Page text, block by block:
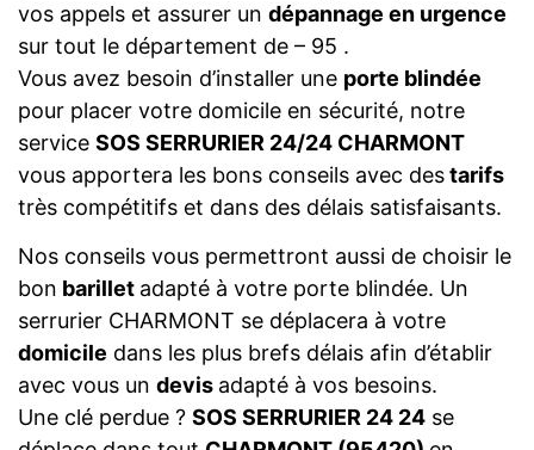
vos appels et assurer un dépannage en urgence
sur tout le département de – 95 .
Vous avez besoin d’installer une porte blindée
pour placer votre domicile en sécurité, notre
service SOS SERRURIER 24/24 CHARMONT
vous apportera les bons conseils avec destarifs
très compétitifs et dans des délais satisfaisants.
Nos conseils vous permettront aussi de choisir le
bon barillet adapté à votre porte blindée. Un
serrurier CHARMONT se déplacera à votre
domicile dans les plus brefs délais afin d’établir
avec vous un devis adapté à vos besoins.
Une clé perdue ? SOS SERRURIER 24 24 se